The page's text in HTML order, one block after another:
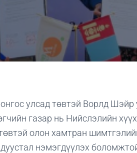
улсад төвтэй Ворлд
газар нь Нийслэлийн
олон хамтран
нэмэгдүүлэх